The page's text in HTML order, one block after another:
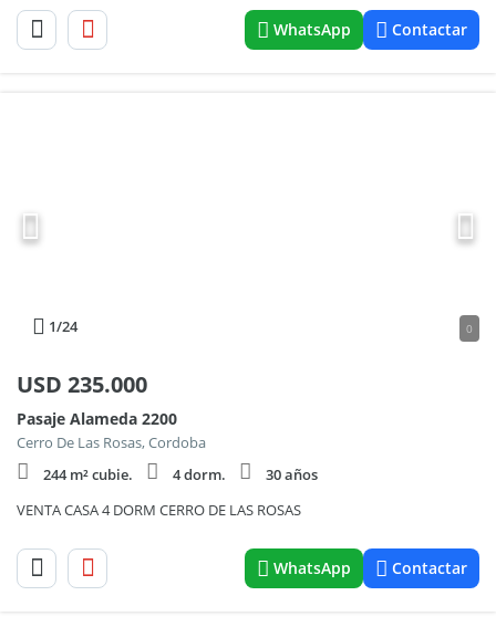
WhatsApp Contactar
1/24 0
USD 235.000
Pasaje Alameda 2200
Cerro De Las Rosas, Cordoba
244 m² cubie.
4 dorm.
30 años
VENTA CASA 4 DORM CERRO DE LAS ROSAS
WhatsApp Contactar